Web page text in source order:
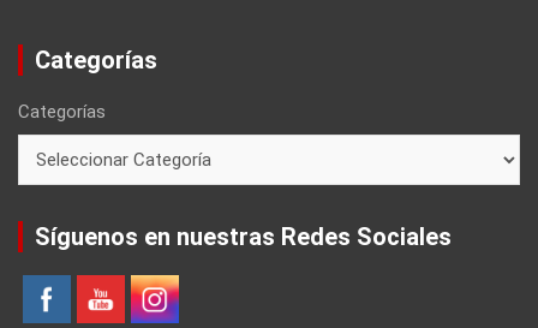
Categorías
Categorías
Síguenos en nuestras Redes Sociales